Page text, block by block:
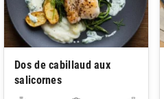
Dos de cabillaud aux
salicornes